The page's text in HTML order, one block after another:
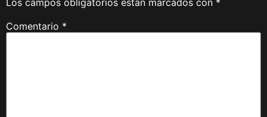
Comentario *